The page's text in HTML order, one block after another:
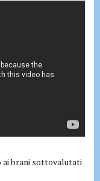
ai brani sottovalutati